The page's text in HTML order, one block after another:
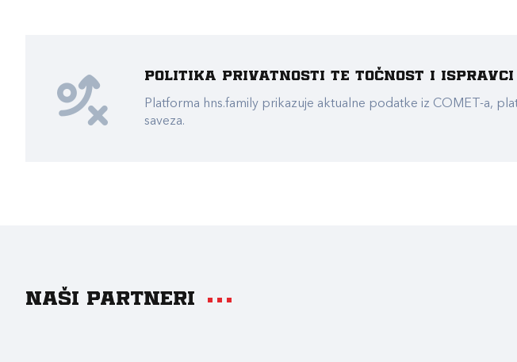
Politika privatnosti te točnost i ispravci
Platforma hns.family prikazuje aktualne podatke iz COMET-a,
saveza.
Naši partneri